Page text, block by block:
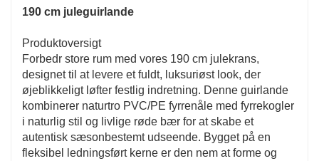
190 cm juleguirlande
Produktoversigt
Forbedr store rum med vores 190 cm julekrans,
designet til at levere et fuldt, luksuriøst look, der
øjeblikkeligt løfter festlig indretning. Denne guirlande
kombinerer naturtro PVC/PE fyrrenåle med fyrrekogler
i naturlig stil og livlige røde bær for at skabe et
autentisk sæsonbestemt udseende. Bygget på en
fleksibel ledningsført kerne er den nem at forme og